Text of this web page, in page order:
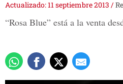
Actualizado: 11 septiembre 2013 /
“Rosa Blue” está a la venta